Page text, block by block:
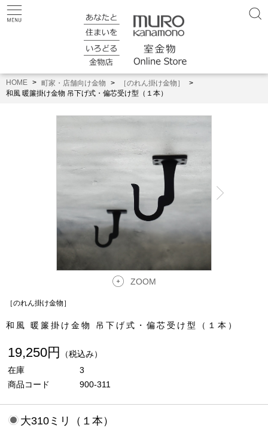
HOME 町家・店舗向け金物
［のれん掛け金物］
和風 暖簾掛け金物 吊下げ式・偏芯受け型（１本）
ZOOM
［のれん掛け金物］
和風 暖簾掛け金物 吊下げ式・偏芯受け型（１本）
19,250円
（税込み）
在庫
3
商品コード
900-311
大310ミリ（１本）